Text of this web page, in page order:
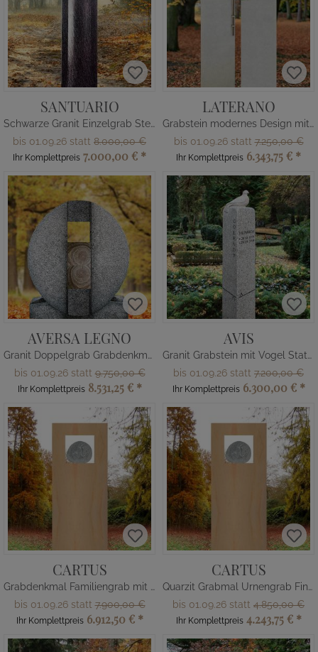
SANTUARIO
Schwarze Granit Einzelgrab Stele mit Tabernakel
bis 01.09.26 statt 8.000,00 €
Ihr Komplettpreis 7.000,00 € *
LATERANO
Grabstein modernes Design mit Kreuz
bis 01.09.26 statt7.250,00 €
Ihr Komplettpreis 6.343,75 € *
AVERSA LEGNO
Granit Doppelgrab Grabdenkmal mit Holz
bis 01.09.26 statt9.750,00 €
Ihr Komplettpreis 8.531,25 € *
AVIS
Granit Grabstein mit Vogel Statue
bis 01.09.26 statt 7.200,00 €
Ihr Komplettpreis 6.300,00 € *
CARTUS
Grabdenkmal Familiengrab mit Findling
bis 01.09.26 statt7.900,00 €
Ihr Komplettpreis 6.912,50 € *
CARTUS
Quarzit Grabmal Urnengrab Findling Stein
bis 01.09.26 statt 4.850,00 €
Ihr Komplettpreis 4.243,75 € *